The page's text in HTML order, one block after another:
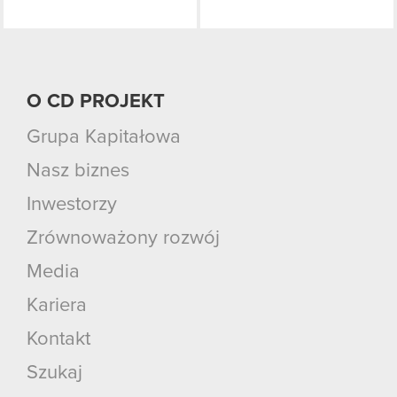
O CD PROJEKT
Grupa Kapitałowa
Nasz biznes
Inwestorzy
Zrównoważony rozwój
Media
Kariera
Kontakt
Szukaj